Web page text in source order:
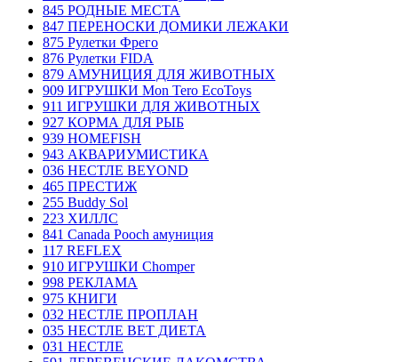
845 РОДНЫЕ МЕСТА
847 ПЕРЕНОСКИ ДОМИКИ ЛЕЖАКИ
875 Рулетки Фрего
876 Рулетки FIDA
879 АМУНИЦИЯ ДЛЯ ЖИВОТНЫХ
909 ИГРУШКИ Mon Tero EcoToys
911 ИГРУШКИ ДЛЯ ЖИВОТНЫХ
927 КОРМА ДЛЯ РЫБ
939 HOMEFISH
943 АКВАРИУМИСТИКА
036 НЕСТЛЕ BEYOND
465 ПРЕСТИЖ
255 Buddy Sol
223 ХИЛЛC
841 Canada Poоch амуниция
117 REFLEX
910 ИГРУШКИ Chomper
998 РЕКЛАМА
975 КНИГИ
032 НЕСТЛЕ ПРОПЛАН
035 НЕСТЛЕ ВЕТ ДИЕТА
031 НЕСТЛЕ